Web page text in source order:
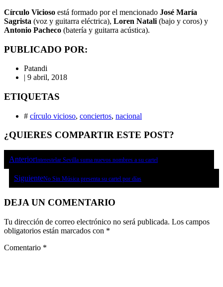
Círculo Vicioso está formado por el mencionado José María
Sagrista (voz y guitarra eléctrica), Loren Natali (bajo y coros) y
Antonio Pacheco (batería y guitarra acústica).
PUBLICADO POR:
Patandi
| 9 abril, 2018
ETIQUETAS
# círculo vicioso, conciertos, nacional
¿QUIERES COMPARTIR ESTE POST?
AnteriorInterestelar Sevilla suma nuevos nombres a su cartel
SiguienteNo Sin Música presenta su cartel por días
DEJA UN COMENTARIO
Tu dirección de correo electrónico no será publicada. Los campos
obligatorios están marcados con *
Comentario *